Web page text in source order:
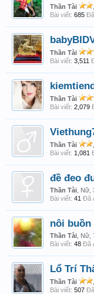
Thần Tài
Bài viết: 685
Thần Tài
Bài viết: 3,511
Thần Tài
Bài viết: 2,079
Thần Tài
Bài viết: 1,081
đề đeo
Thần Tài , Nữ,
Bài viết: 41 Đã
nôi buồn
Thần Tài , Nữ,
Bài viết: 48 Đã
Lổ Trí
Thần Tài
Bài viết: 507